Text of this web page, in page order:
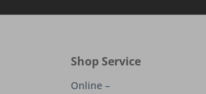
Shop Service
Online –